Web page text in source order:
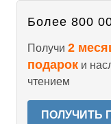
Более 800
Получи 2
подарок и
чтением
ПОЛУЧИТЬ